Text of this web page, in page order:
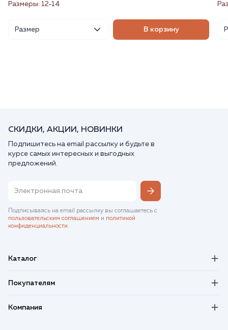
Размеры: 12-14
Размер В корзину
СКИДКИ, АКЦИИ, НОВИНКИ
Подпишитесь на email рассылку и будьте в
курсе самых интересных и выгодных
предложений.
Подписываясь на email рассылку вы соглашаетесь с
пользовательским соглашением и политикой
конфиденциальности.
Каталог
Покупателям
Компания